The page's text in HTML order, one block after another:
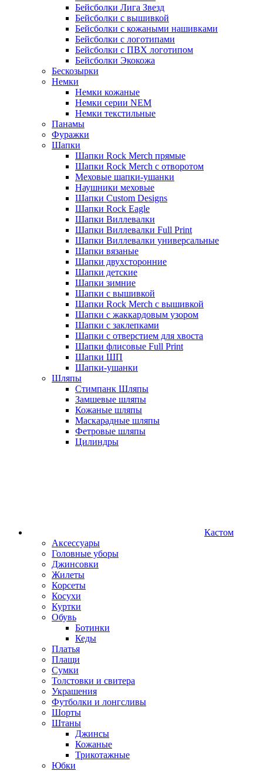
Бейсболки Лига Звезд
Бейсболки с вышивкой
Бейсболки с кожаными нашивками
Бейсболки с логотипами
Бейсболки с ПВХ логотипом
Бейсболки Экокожа
Бескозырки
Немки
Немки кожаные
Немки серии NEM
Немки текстильные
Панамы
Фуражки
Шапки
Шапки Rock Merch прямые
Шапки Rock Merch с отворотом
Меховые шапки-ушанки
Наушники меховые
Шапки Custom Designs
Шапки Rock Eagle
Шапки Виллевалки
Шапки Виллевалки Full Print
Шапки Виллевалки универсальные
Шапки вязаные
Шапки двухсторонние
Шапки детские
Шапки зимние
Шапки с вышивкой
Шапки Rock Merch с вышивкой
Шапки с жаккардовым узором
Шапки с заклепками
Шапки с отверстием для хвоста
Шапки флисовые Full Print
Шапки ШП
Шапки-ушанки
Шляпы
Стимпанк Шляпы
Замшевые шляпы
Кожаные шляпы
Маскарадные шляпы
Фетровые шляпы
Цилиндры
Кастом
Аксессуары
Головные уборы
Джинсовки
Жилеты
Корсеты
Косухи
Куртки
Обувь
Ботинки
Кеды
Платья
Плащи
Сумки
Толстовки и свитера
Украшения
Футболки и лонгсливы
Шорты
Штаны
Джинсы
Кожаные
Трикотажные
Юбки